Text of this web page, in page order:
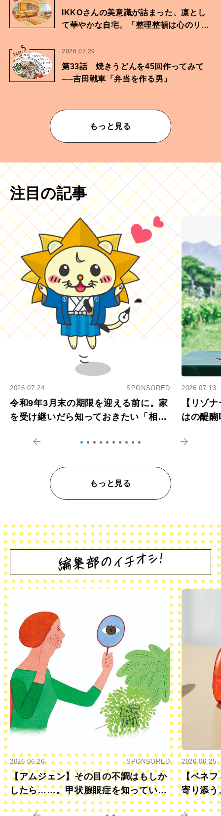
IKKOさんの美意識が詰まった、凛とし
て華やかな自宅。「整理整頓は心のリズ
No.
5 2026.07.29
第33話 焼きうどんを45回作ってみて
──吉田戦車「弁当を作る男」
もっと見る
注目の記事
2026.07.24 SPONSORED
令和9年3月末の期限を迎える前に。家
を受け継いだら知っておきたい「相続
2026.07.13
【リゾ
はの醍
もっと見る
2026.06.26 SPONSORED
【アムジェン】その目の不調はもしか
したら……。甲状腺眼症を知っていま
すか？
2026.06.25
【ベネフ
寄り添う
きに